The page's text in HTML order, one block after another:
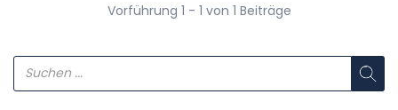
Vorführung 1 - 1 von 1 Beiträge